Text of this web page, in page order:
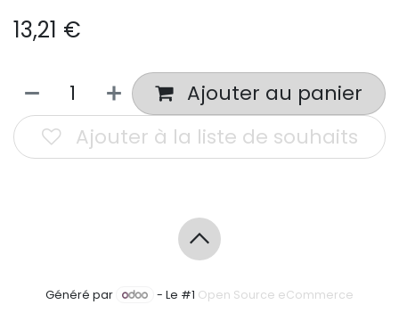
13,21 €
Ajouter au panier
Ajouter à la liste de souhaits
Généré par - Le #1 Open Source eCommerce